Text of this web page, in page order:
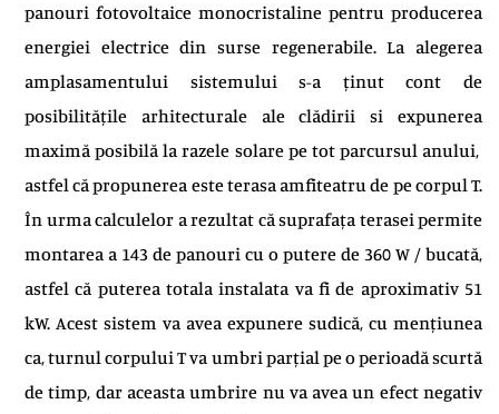
panouri fotovoltaice monocristaline pentru producerea
energiei electrice din surse regenerabile. La alegerea
amplasamentului sistemului s-a ținut cont de
posibilitățile arhitecturale ale clădirii si expunerea
maximă posibilă la razele solare pe tot parcursul anului,
astfel că propunerea este terasa amfiteatru de pe corpul T.
În urma calculelor a rezultat că suprafața terasei permite
montarea a 143 de panouri cu o putere de 360 W / bucată,
astfel că puterea totala instalata va fi de aproximativ 51
kW. Acest sistem va avea expunere sudică, cu mențiunea
ca, turnul corpului T va umbri parțial pe o perioadă scurtă
de timp, dar aceasta umbrire nu va avea un efect negativ